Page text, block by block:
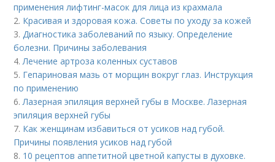
применения лифтинг-масок для лица из крахмала
2. Красивая и здоровая кожа. Советы по уходу за кожей
3.Диагностика заболеваний по языку. Определение
болезни. Причины заболевания
4.Лечение артроза коленных суставов
5. Гепариновая мазь от морщин вокруг глаз. Инструкция
по применению
6.Лазерная эпиляция верхней губы в Москве. Лазерная
эпиляция верхней губы
7. Как женщинам избавиться от усиков над губой.
Причины появления усиков над губой
8. 10 рецептов аппетитной цветной капусты в духовке.